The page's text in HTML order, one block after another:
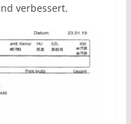
verbessert.